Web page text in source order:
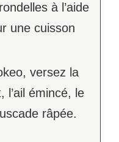
à l’aide
une cuisson
versez la
l’ail émincé, le
râpée.